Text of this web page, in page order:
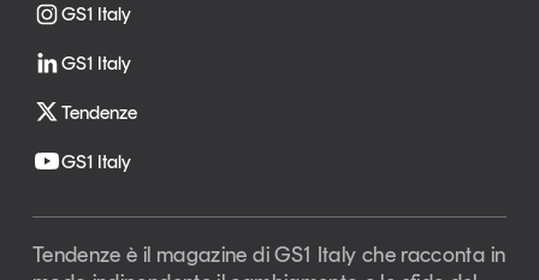
GS1 Italy
GS1 Italy
Tendenze
GS1 Italy
Tendenze è il magazine di GS1 Italy che racconta in